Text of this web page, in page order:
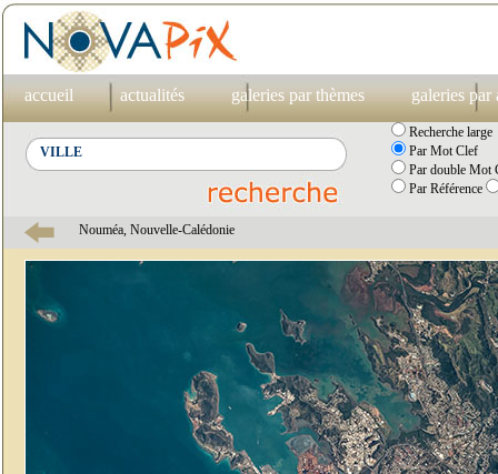
accueil actualités galeries par thèmes galeries par
Recherche large
Par Mot Clef
Par double Mot
Par Référence
Nouméa, Nouvelle-Calédonie